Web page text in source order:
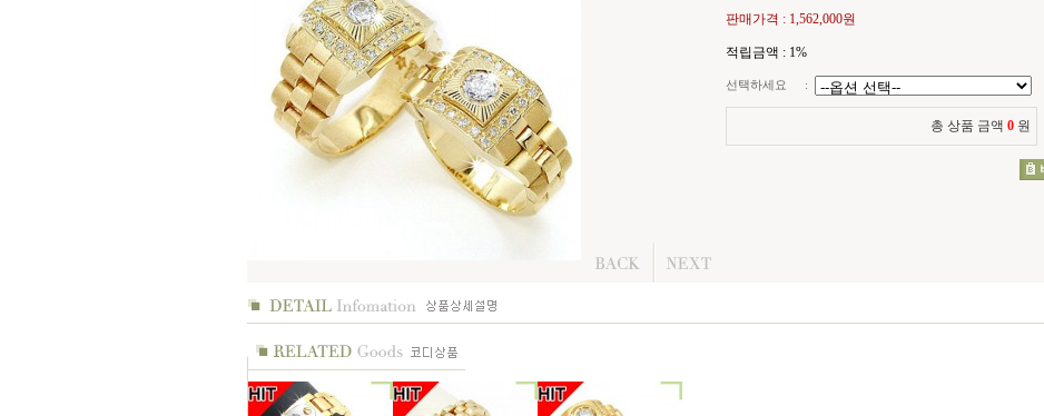
판매가격 : 1,562,000원
적립금액 : 1%
선택하세요 :
총 상품 금액 0 원